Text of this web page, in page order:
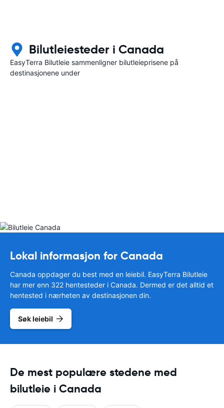
Bilutleiesteder i Canada
EasyTerra Bilutleie sammenligner bilutleieprisene på
destinasjonene under
Lokal informasjon for Canada
Canada oppdager du best med en leiebil. EasyTerra Bilutleie
har mer enn 322 hentesteder i Canada. Dermed er det alltid et
hentested i nærheten av destinasjonen din.
Søk leiebil
De mest populære stedene med
bilutleie i Canada